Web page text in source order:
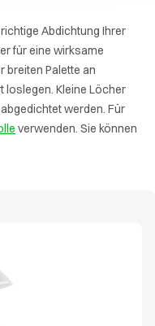
Abdichtung Ihrer
für eine wirksame
breiten Palette an
loslegen. Kleine Löcher
abgedichtet werden. Für
verwenden. Sie können